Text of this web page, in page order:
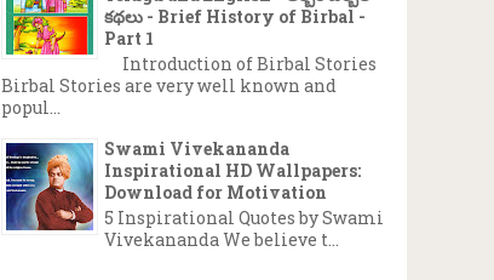
కథలు - Brief History of Birbal -
Part 1
Introduction of Birbal Stories
Birbal Stories are very well known and
popul...
Swami Vivekananda
Inspirational HD Wallpapers:
Download for Motivation
5 Inspirational Quotes by Swami
Vivekananda We believe t...